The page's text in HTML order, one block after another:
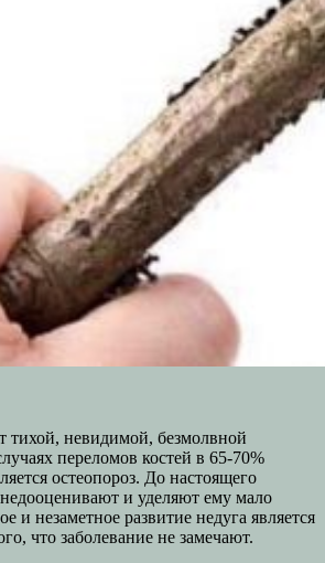
тихой, невидимой, безмолвной
переломов костей в 65-70%
остеопороз. До настоящего
и уделяют ему мало
и незаметное развитие недуга является
что заболевание не замечают.